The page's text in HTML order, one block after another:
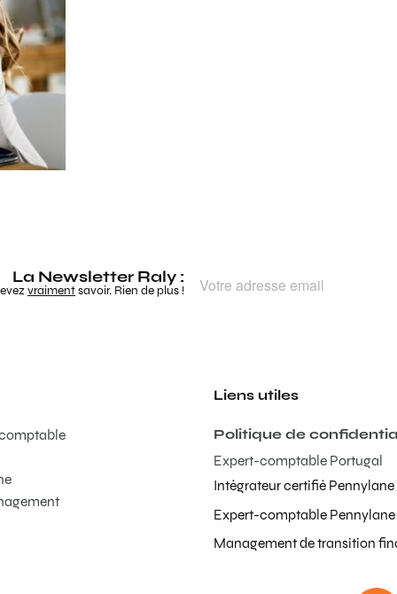
La Newsletter Raly :
vraimentsavoir. Rien de plus !
Liens utiles
Politique de
Expert-comptable Portugal
Intégrateur certifié Pennylane
Expert-comptable Pennylane
Management de transition